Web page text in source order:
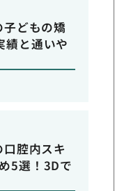
子どもの矯
績と通いや
口腔内スキ
5選！3Dで